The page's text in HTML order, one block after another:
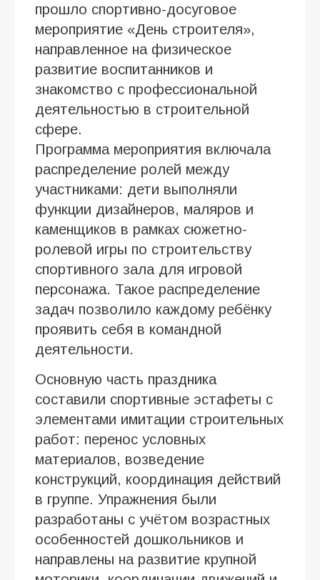
прошло спортивно-досуговое
мероприятие «День строителя»,
направленное на физическое
развитие воспитанников и
знакомство с профессиональной
деятельностью в строительной
сфере.
Программа мероприятия включала
распределение ролей между
участниками: дети выполняли
функции дизайнеров, маляров и
каменщиков в рамках сюжетно-
ролевой игры по строительству
спортивного зала для игровой
персонажа. Такое распределение
задач позволило каждому ребёнку
проявить себя в командной
деятельности.
Основную часть праздника
составили спортивные эстафеты с
элементами имитации строительных
работ: перенос условных
материалов, возведение
конструкций, координация действий
в группе. Упражнения были
разработаны с учётом возрастных
особенностей дошкольников и
направлены на развитие крупной